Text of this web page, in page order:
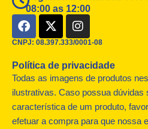
08:00 as 12:00
F
a
c
b
o
o
k
X
-
t
i
t
t
e
I
n
s
a
g
r
a
CNPJ: 08.397.333/0001-08
Política de privacidade
Todas as imagens de produtos
ilustrativas. Caso possua dúvidas
característica de um produto,
efetuar a compra para que nossa